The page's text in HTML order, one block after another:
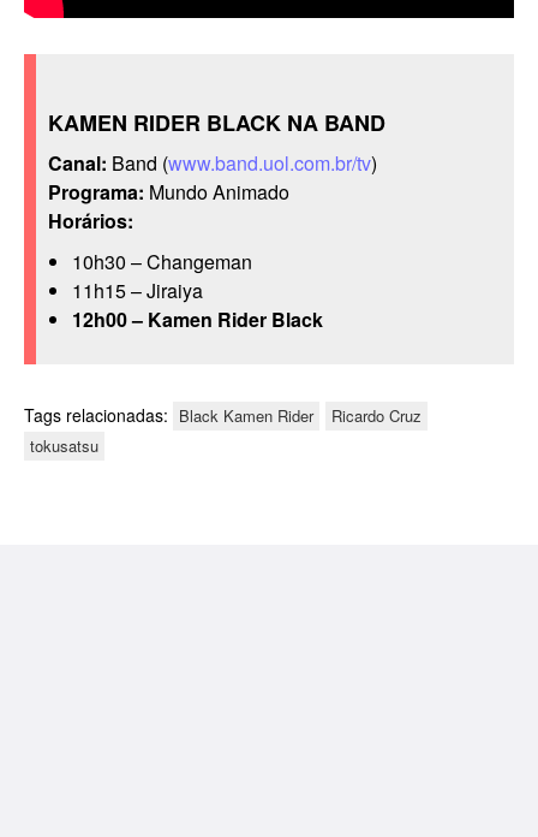
KAMEN RIDER BLACK NA BAND
Canal: Band (www.band.uol.com.br/tv)
Programa: Mundo Animado
Horários:
10h30 – Changeman
11h15 – Jiraiya
12h00 – Kamen Rider Black
Tags relacionadas: Black Kamen Rider
Ricardo Cruz
tokusatsu